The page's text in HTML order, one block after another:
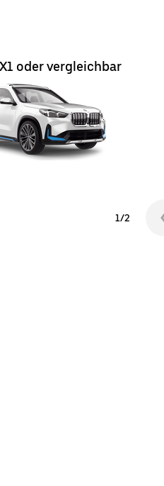
oder vergleichbar
1/2